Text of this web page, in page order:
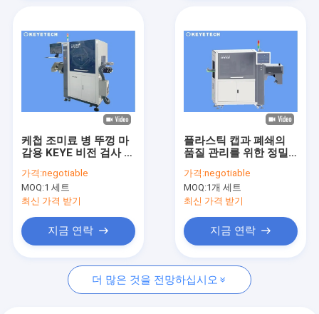
제품
우리에 대하여
공장 여행
뉴스
인용문을 요구하세요
병 검사 기계
케첩 조미료 병 뚜껑 마
감용 KEYE 비전 검사 시
가격:negotiable
MOQ:1 세트
최신 가격 받기
지금 연락
플라스틱 캡과 폐쇄의
품질 관리를 위한 정밀
가격:negotiable
MOQ:1개 세트
최신 가격 받기
지금 연락
더 많은 것을 전망하십시오